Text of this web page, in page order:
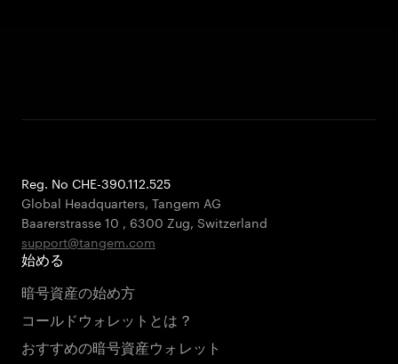
Reg. No CHE-390.112.525
Global Headquarters, Tangem AG
Baarerstrasse 10 , 6300 Zug, Switzerland
support@tangem.com
始める
暗号資産の始め方
コールドウォレットとは？
おすすめの暗号資産ウォレット